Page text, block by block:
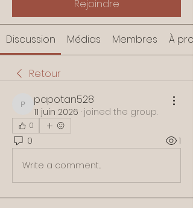
Rejoindre
Discussion Médias Membres À
Retour
papotan528
papotan528
11 juin 2026 · joined the group.
0
0 1
Write a comment...